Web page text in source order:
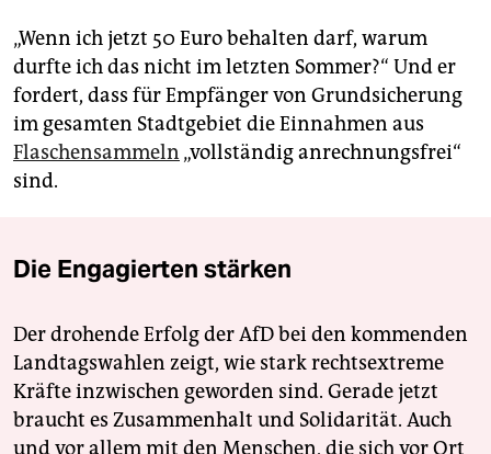
„Wenn ich jetzt 50 Euro behalten darf, warum
durfte ich das nicht im letzten Sommer?“ Und er
fordert, dass für Empfänger von Grundsicherung
im gesamten Stadtgebiet die Einnahmen aus
Flaschensammeln „vollständig anrechnungsfrei“
sind.
Die Engagierten stärken
Der drohende Erfolg der AfD bei den kommenden
Landtagswahlen zeigt, wie stark rechtsextreme
Kräfte inzwischen geworden sind. Gerade jetzt
braucht es Zusammenhalt und Solidarität. Auch
und vor allem mit den Menschen, die sich vor Ort